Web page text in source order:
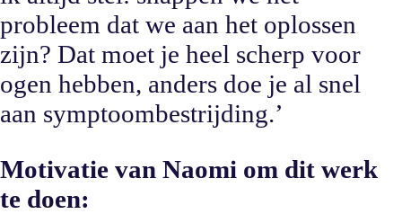
probleem dat we aan het oplossen
zijn? Dat moet je heel scherp voor
ogen hebben, anders doe je al snel
aan symptoombestrijding.’
Motivatie van Naomi om dit werk
te doen: